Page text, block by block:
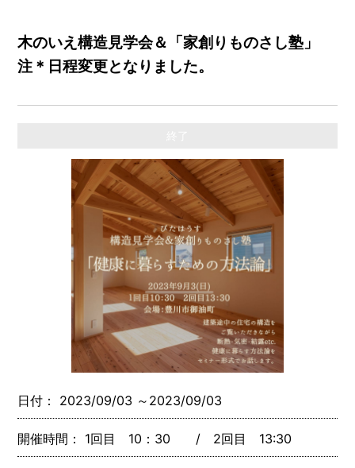
木のいえ構造見学会＆「家創りものさし塾」
注＊日程変更となりました。
日付： 2023/09/03 ～2023/09/03
開催時間： 1回目 10：30 / 2回目 13:30